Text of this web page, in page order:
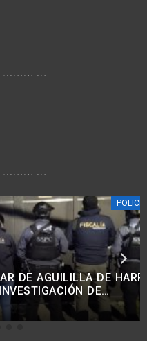
POLICIACA
AGUILILLA DE HARRIS
DE